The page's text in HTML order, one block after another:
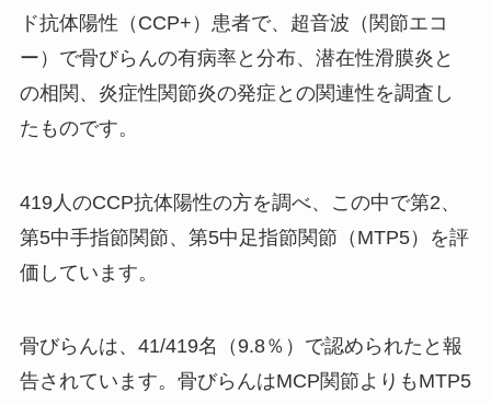
ド抗体陽性（CCP+）患者で、超音波（関節エコ
ー）で骨びらんの有病率と分布、潜在性滑膜炎と
の相関、炎症性関節炎の発症との関連性を調査し
たものです。
419人のCCP抗体陽性の方を調べ、この中で第2、
第5中手指節関節、第5中足指節関節（MTP5）を評
価しています。
骨びらんは、41/419名（9.8％）で認められたと報
告されています。骨びらんはMCP関節よりもMTP5